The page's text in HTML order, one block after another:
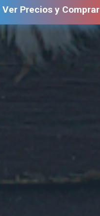
Ver Precios y Comprar